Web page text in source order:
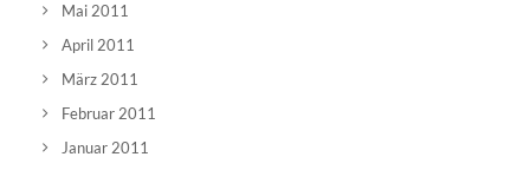
Mai 2011
April 2011
März 2011
Februar 2011
Januar 2011